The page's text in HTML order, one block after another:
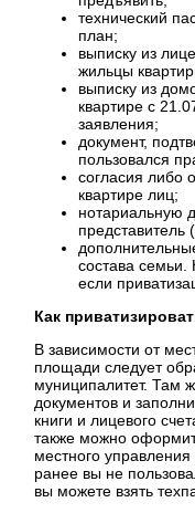
технический
план;
выписку из
жильцы
выписку из
квартире с
заявления;
документ,
пользовался
согласия либо
квартире лиц;
нотариальную
представитель
состава
если
Как
В зависимости от
площади следует
муниципалитет. Там
документов и
книги и лицевого
также можно
местного
ранее вы не
вы можете взять